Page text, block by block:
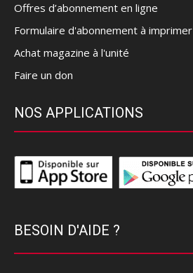
Offres d’abonnement en ligne
Formulaire d'abonnement à imprimer
Achat magazine à l'unité
Faire un don
NOS APPLICATIONS
BESOIN D'AIDE ?